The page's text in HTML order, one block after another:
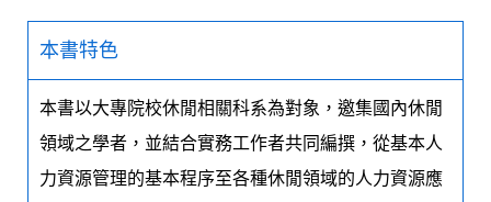
本書特色
本書以大專院校休閒相關科系為對象，邀集國內休閒
領域之學者，並結合實務工作者共同編撰，從基本人
力資源管理的基本程序至各種休閒領域的人力資源應